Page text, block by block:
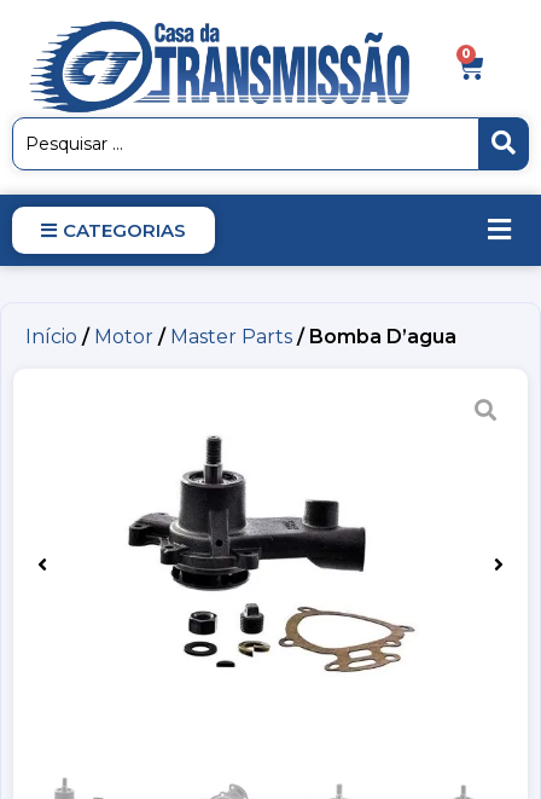
0
CATEGORIAS
Início / Motor / Master Parts / Bomba D’agua